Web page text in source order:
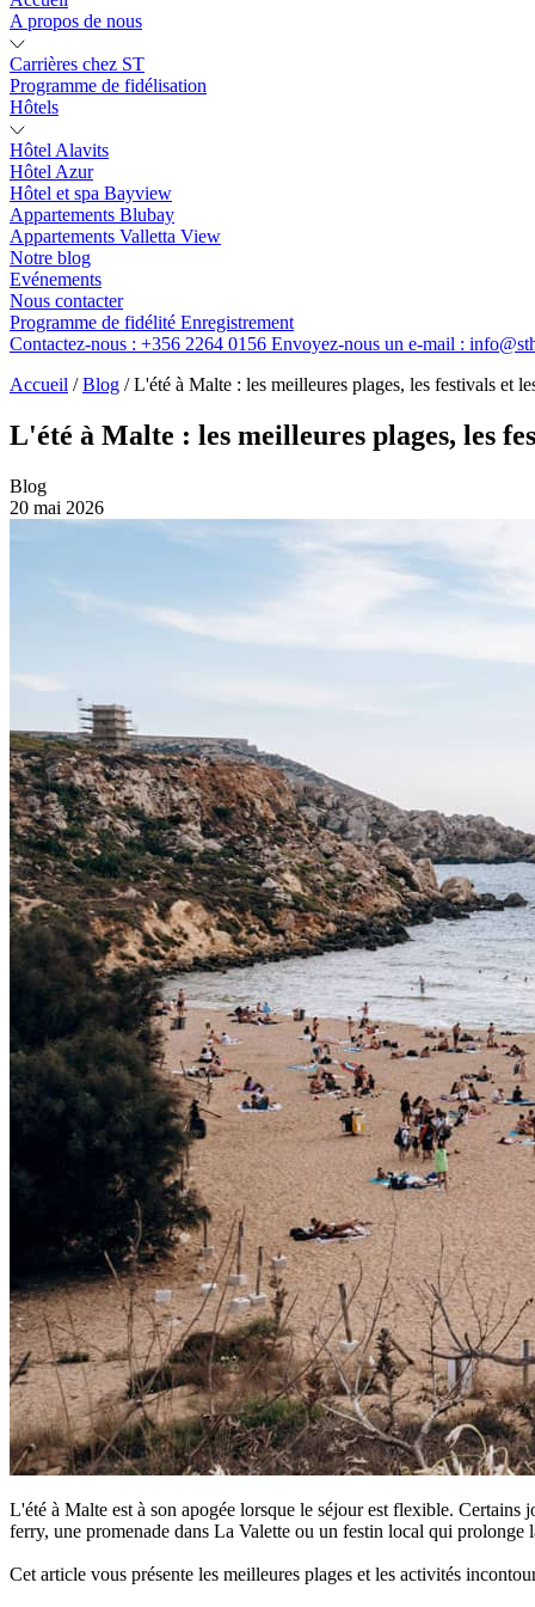
A propos de nous
Carrières chez ST
Programme de fidélisation
Hôtels
Hôtel Alavits
Hôtel Azur
Hôtel et spa Bayview
Appartements Blubay
Appartements Valletta View
Notre blog
Evénements
Nous contacter
Programme de fidélité Enregistrement
Contactez-nous : +356 2264 0156 Envoyez-nous un e-mail :
Accueil /Blog /L'été à Malte : les meilleures plages, les festivals et
L'été à Malte : les meilleures plages, les
Blog
20 mai 2026
L'été à Malte est à son apogée lorsque le séjour est flexible. Certains
ferry, une promenade dans La Valette ou un festin local qui prolonge
Cet article vous présente les meilleures plages et les activités